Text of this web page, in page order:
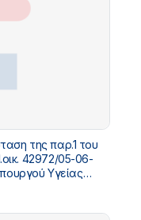
της παρ.1 του
42972/05-06-
Υγείας